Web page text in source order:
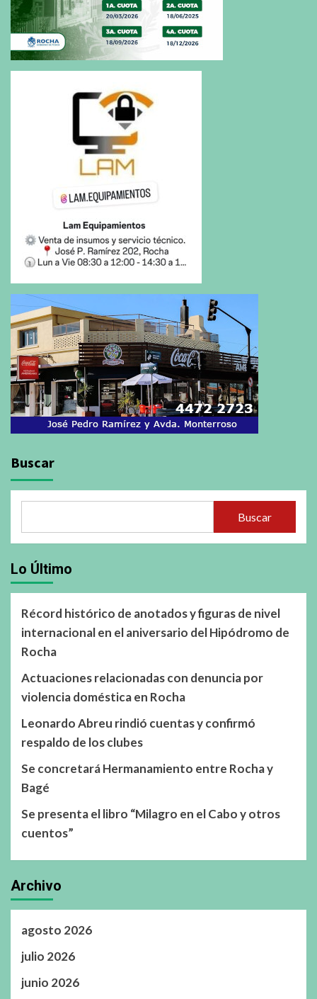
Buscar
Buscar
Lo Último
Récord histórico de anotados y figuras de nivel
internacional en el aniversario del Hipódromo de
Rocha
Actuaciones relacionadas con denuncia por
violencia doméstica en Rocha
Leonardo Abreu rindió cuentas y confirmó
respaldo de los clubes
Se concretará Hermanamiento entre Rocha y
Bagé
Se presenta el libro “Milagro en el Cabo y otros
cuentos”
Archivo
agosto 2026
julio 2026
junio 2026